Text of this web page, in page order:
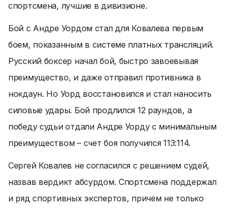
спортсмена, лучшие в дивизионе.
Бой с Андре Уордом стал для Ковалева первым
боем, показанным в системе платных трансляций.
Русский боксер начал бой, быстро завоевывая
преимущество, и даже отправил противника в
нокдаун. Но Уорд восстановился и стал наносить
силовые удары. Бой продлился 12 раундов, а
победу судьи отдали Андре Уорду с минимальным
преимуществом – счет боя получился 113:114.
Сергей Ковалев не согласился с решением судей,
назвав вердикт абсурдом. Спортсмена поддержал
и ряд спортивных экспертов, причем не только